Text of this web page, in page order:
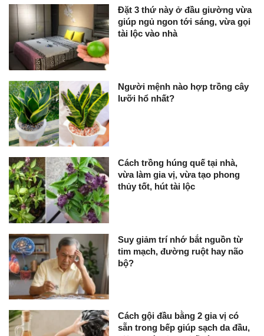
Đặt 3 thứ này ở đầu giường vừa
giúp ngủ ngon tới sáng, vừa gọi
tài lộc vào nhà
Người mệnh nào hợp trồng cây
lưỡi hổ nhất?
Cách trồng húng quế tại nhà,
vừa làm gia vị, vừa tạo phong
thủy tốt, hút tài lộc
Suy giảm trí nhớ bắt nguồn từ
tim mạch, đường ruột hay não
bộ?
Cách gội đầu bằng 2 gia vị có
sẵn trong bếp giúp sạch da đầu,